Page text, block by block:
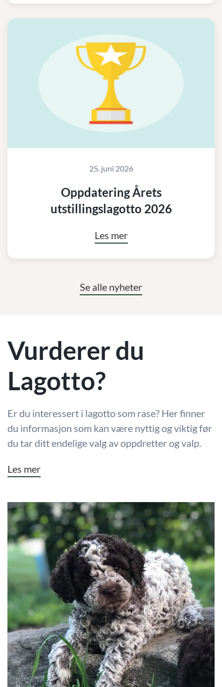
25. juni 2026
Oppdatering Årets
utstillingslagotto 2026
Les mer
Se alle nyheter
Vurderer du
Lagotto?
Er du interessert i lagotto som rase? Her finner
du informasjon som kan være nyttig og viktig før
du tar ditt endelige valg av oppdretter og valp.
Les mer